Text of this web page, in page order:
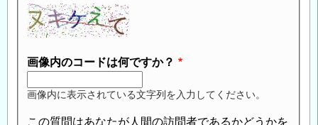
画像内のコードは何ですか？
画像内に表示されている文字列を入力してください。
この質問はあなたが人間の訪問者であるかどうかを